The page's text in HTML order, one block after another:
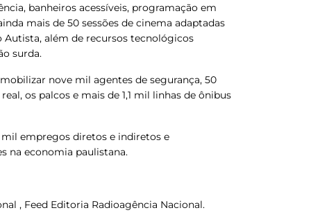
banheiros acessíveis, programação em
mais de 50 sessões de cinema adaptadas
Autista, além de recursos tecnológicos
surda.
nove mil agentes de segurança, 50
os palcos e mais de 1,1 mil linhas de ônibus
empregos diretos e indiretos e
na economia paulistana.
, Feed Editoria Radioagência Nacional.